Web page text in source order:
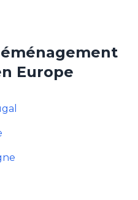
Europe